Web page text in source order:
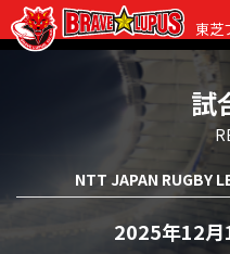
東芝
グッズ
観戦ガイド
初めての観戦
ニュース
試合日程・結果
試
NTT JAPAN RUGBY
2025年12月